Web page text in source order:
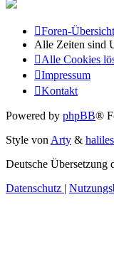
Foren-Übersicht
Alle Zeiten sind
Alle Cookies
Impressum
Kontakt
Powered by phpBB®
Style von Arty &
Deutsche Übersetzung
Datenschutz |